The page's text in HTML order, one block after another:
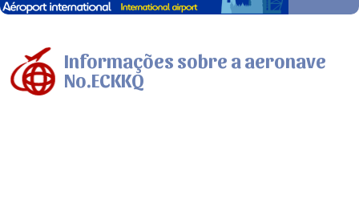
Informações sobre a aeronave
No.ECKKQ